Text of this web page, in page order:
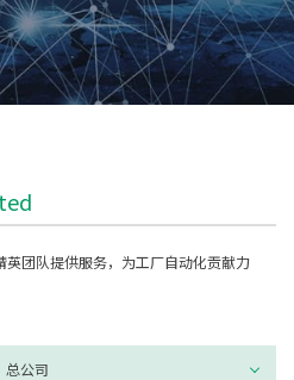
团队提供服务，为工厂自动化贡献力
总公司